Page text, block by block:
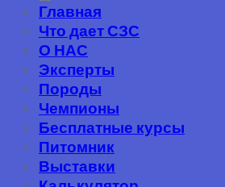
Главная
Что дает СЗС
О НАС
Эксперты
Породы
Чемпионы
Бесплатные курсы
Питомник
Выставки